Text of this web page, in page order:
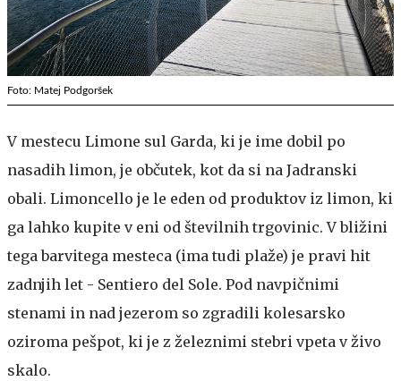
Foto: Matej Podgoršek
V mestecu Limone sul Garda, ki je ime dobil po
nasadih limon, je občutek, kot da si na Jadranski
obali. Limoncello je le eden od produktov iz limon, ki
ga lahko kupite v eni od številnih trgovinic. V bližini
tega barvitega mesteca (ima tudi plaže) je pravi hit
zadnjih let - Sentiero del Sole. Pod navpičnimi
stenami in nad jezerom so zgradili kolesarsko
oziroma pešpot, ki je z železnimi stebri vpeta v živo
skalo.